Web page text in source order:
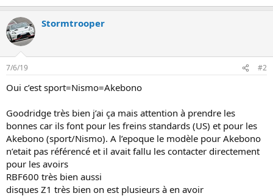
Stormtrooper
7/6/19 #2
Oui c’est sport=Nismo=Akebono
Goodridge très bien j’ai ça mais attention à prendre les
bonnes car ils font pour les freins standards (US) et pour les
Akebono (sport/Nismo). A l’epoque le modèle pour Akebono
n’etait pas référencé et il avait fallu les contacter directement
pour les avoirs
RBF600 très bien aussi
disques Z1 très bien on est plusieurs à en avoir